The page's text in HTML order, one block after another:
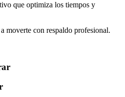
que optimiza los tiempos y
moverte con respaldo profesional.